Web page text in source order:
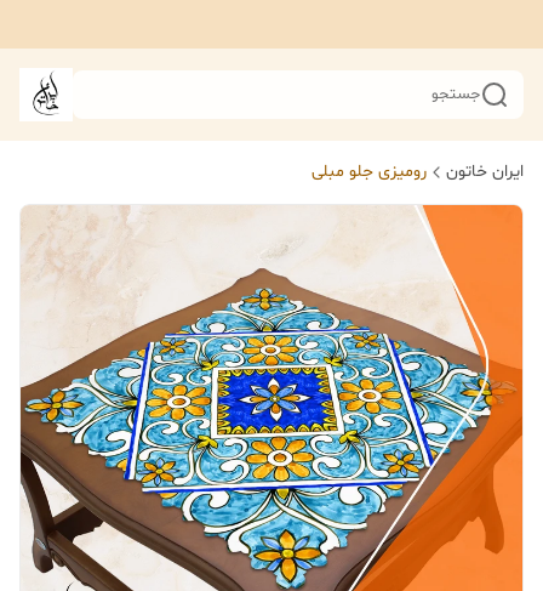
جستجو
ایران خاتون رومیزی جلو مبلی